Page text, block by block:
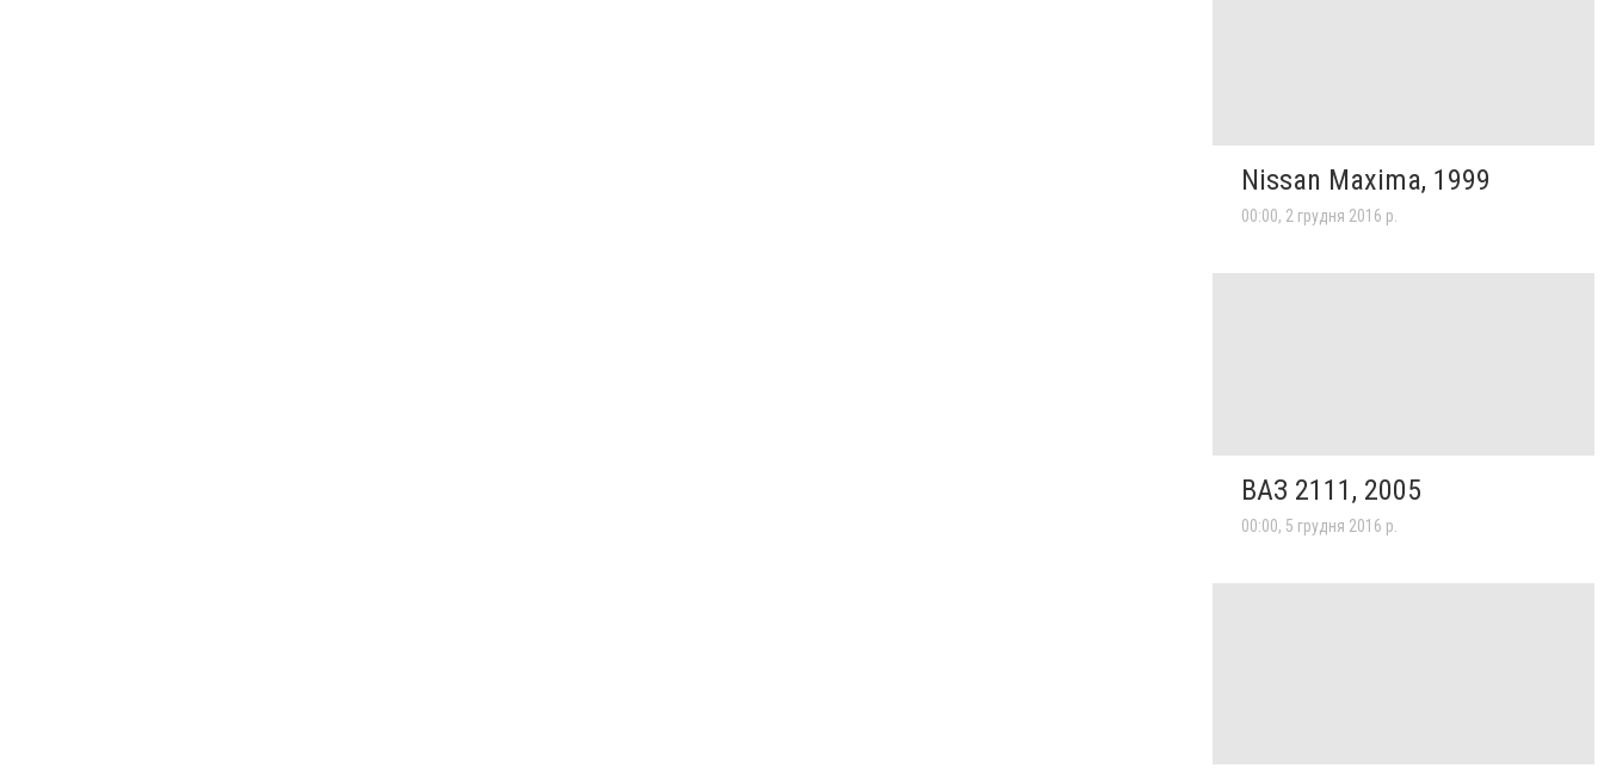
Nissan Maxima, 1999
00:00, 2 грудня 2016 р.
ВАЗ 2111, 2005
00:00, 5 грудня 2016 р.